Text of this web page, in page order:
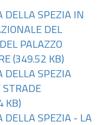
SPEZIA IN
DEL
PALAZZO
(349.52 KB)
DELLA SPEZIA
KB)
SPEZIA - LA